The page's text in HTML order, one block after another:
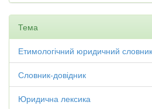
Тема
Етимологічний юридичний словник
Словник-довідник
Юридична лексика